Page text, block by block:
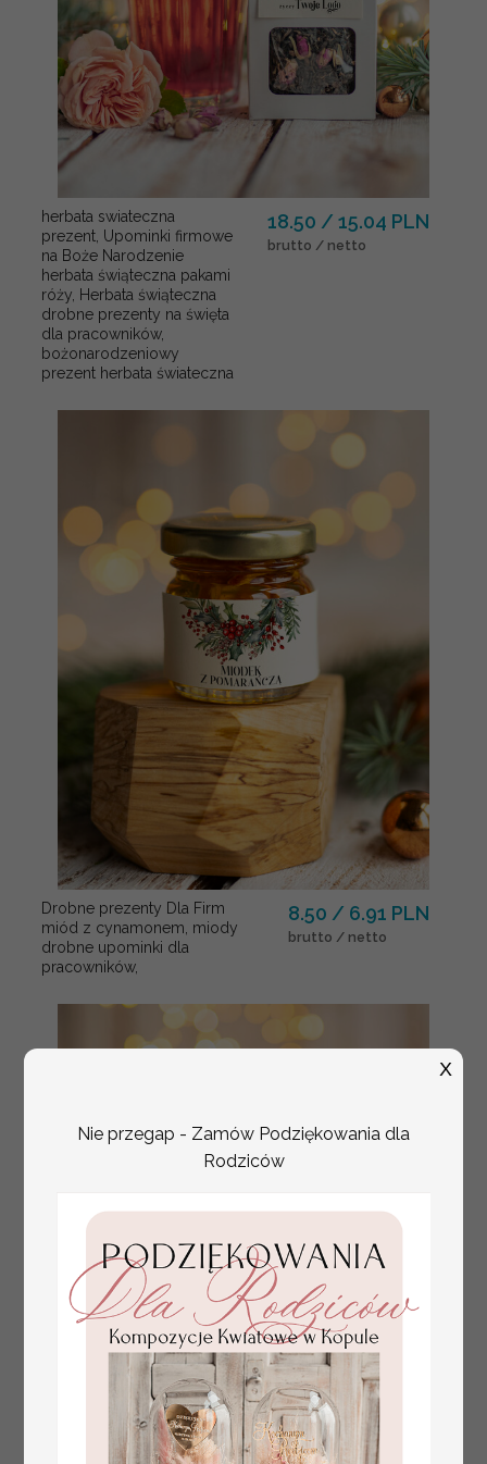
herbata swiateczna
prezent, Upominki firmowe
na Boże Narodzenie
herbata świąteczna pakami
róży, Herbata świąteczna
drobne prezenty na święta
dla pracowników,
bożonarodzeniowy
prezent herbata świateczna
18.50 / 15.04 PLN
brutto / netto
Drobne prezenty Dla Firm
miód z cynamonem, miody
drobne upominki dla
pracowników,
8.50 / 6.91 PLN
brutto / netto
Nie przegap - Zamów Podziękowania dla
Rodziców
X